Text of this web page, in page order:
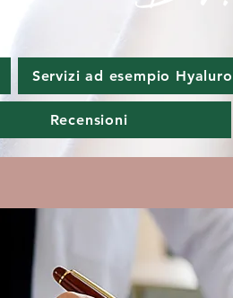
Servizi ad esempio
Recensioni